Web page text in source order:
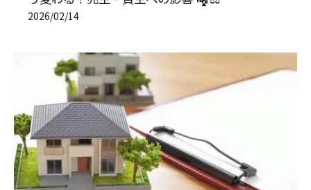
2026/02/14